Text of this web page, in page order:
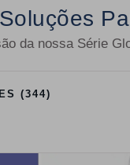
da nossa Série
(344)